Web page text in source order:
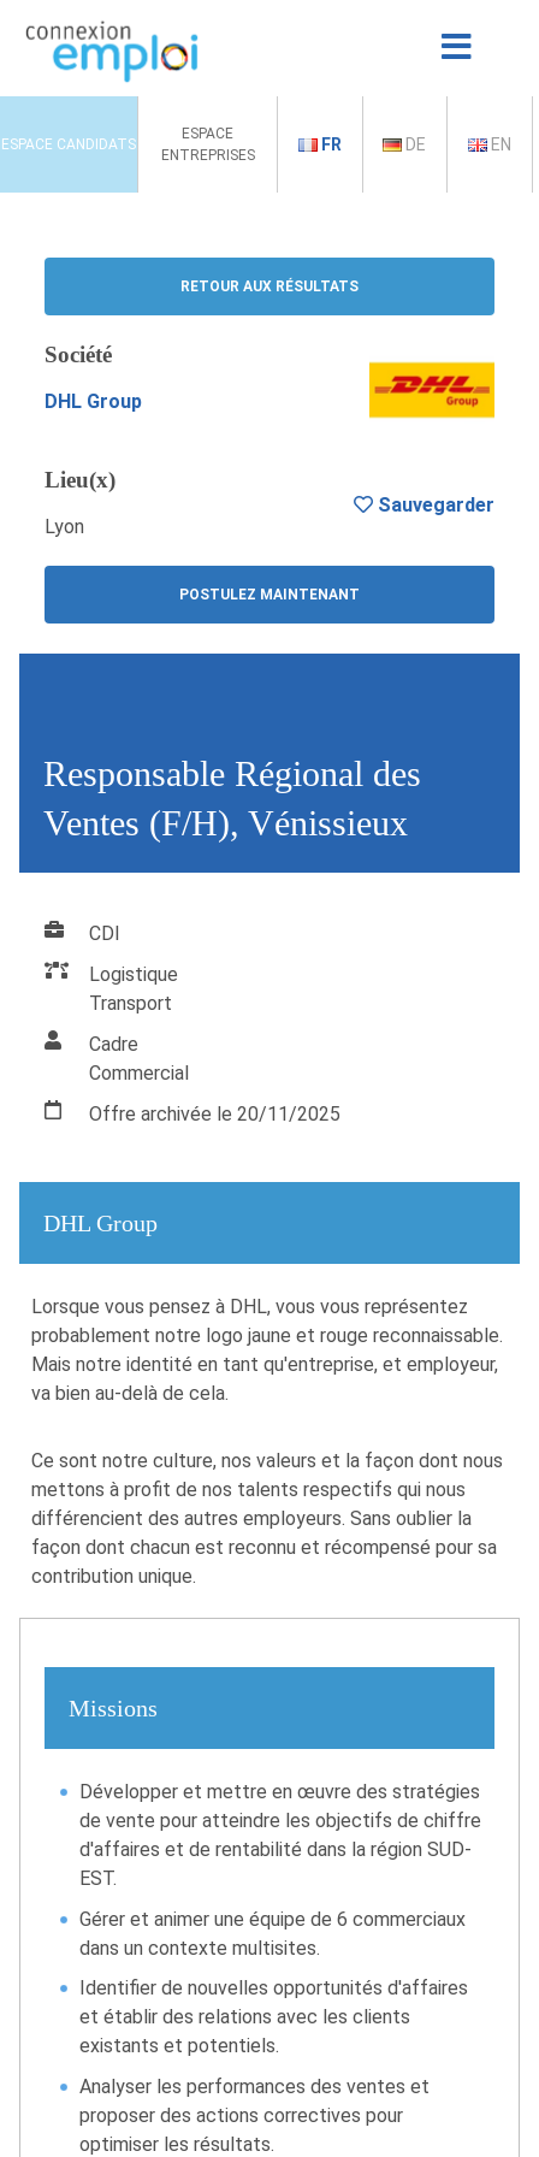
ESPACE CANDIDATS
ESPACE
ENTREPRISES
FR DE EN
RETOUR AUX RÉSULTATS
Société
DHL Group
Lieu(x)
Lyon
POSTULEZ MAINTENANT
Sauvegarder
Responsable Régional des
Ventes (F/H), Vénissieux
CDI
Logistique
Transport
Cadre
Commercial
Offre archivée le 20/11/2025
DHL Group
​​Lorsque vous pensez à DHL, vous vous représentez
probablement notre logo jaune et rouge reconnaissable.
Mais notre identité en tant qu'entreprise, et employeur,
va bien au-delà de cela.
Ce sont notre culture, nos valeurs et la façon dont nous
mettons à profit de nos talents respectifs qui nous
différencient des autres employeurs. Sans oublier la
façon dont chacun est reconnu et récompensé pour sa
contribution unique.
Missions
Développer et mettre en œuvre des stratégies
de vente pour atteindre les objectifs de chiffre
d'affaires et de rentabilité dans la région SUD-
EST.
Gérer et animer une équipe de 6 commerciaux
dans un contexte multisites.
Identifier de nouvelles opportunités d'affaires
et établir des relations avec les clients
existants et potentiels.
Analyser les performances des ventes et
proposer des actions correctives pour
optimiser les résultats.